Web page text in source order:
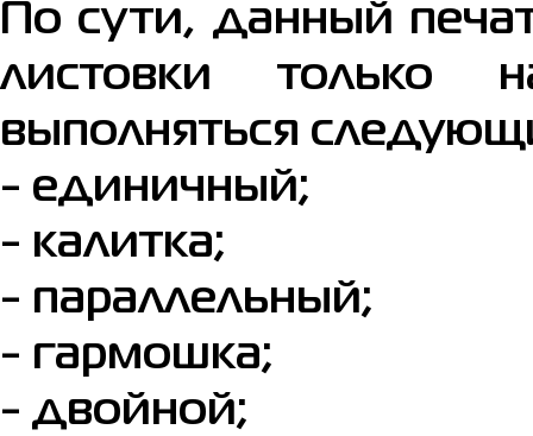
По сути, данный
листовки только
выполняться
- единичный;
- калитка;
- параллельный;
- гармошка;
- двойной;